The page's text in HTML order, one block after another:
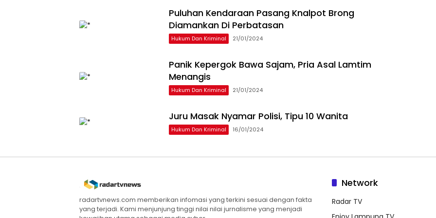
Puluhan Kendaraan Pasang Knalpot Brong
Diamankan Di Perbatasan
Hukum Dan Kriminal 21/01/2024
Panik Kepergok Bawa Sajam, Pria Asal Lamtim
Menangis
Hukum Dan Kriminal 21/01/2024
Juru Masak Nyamar Polisi, Tipu 10 Wanita
Hukum Dan Kriminal 16/01/2024
radartvnews.com memberikan infomasi yang terkini sesuai dengan fakta
yang terjadi. Kami menjunjung tinggi nilai nilai jurnalisme yang menjadi
Network
Radar TV